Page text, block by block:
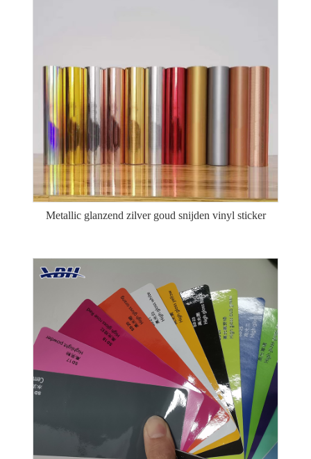
Metallic glanzend zilver goud snijden vinyl sticker